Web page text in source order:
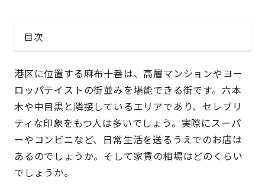
港区に位置する麻布十番は、高層マンションやヨー
ロッパテイストの街並みを堪能できる街です。六本
木や中目黒と隣接しているエリアであり、セレブリ
ティな印象をもつ人は多いでしょう。実際にスーパ
ーやコンビニなど、日常生活を送るうえでのお店は
あるのでしょうか。そして家賃の相場はどのくらい
でしょうか。
目次